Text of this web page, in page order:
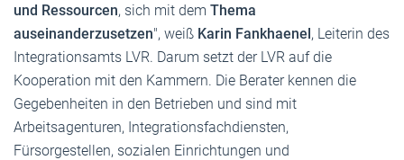
und Ressourcen, sich mit dem Thema
auseinanderzusetzen", weiß Karin Fankhaenel, Leiterin des
Integrationsamts LVR. Darum setzt der LVR auf die
Kooperation mit den Kammern. Die Berater kennen die
Gegebenheiten in den Betrieben und sind mit
Arbeitsagenturen, Integrationsfachdiensten,
Fürsorgestellen, sozialen Einrichtungen und